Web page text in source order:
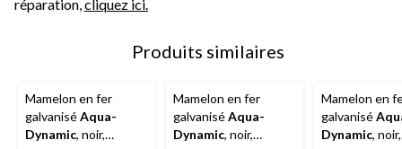
réparation,cliquez ici.
Produits similaires
Mamelon en fer
galvaniséAqua-
Dynamic, noir,
Mamelon en fer
galvaniséAqua-
Dynamic, noir,
Mamelon en
galvanisé
Dynamic, noir,